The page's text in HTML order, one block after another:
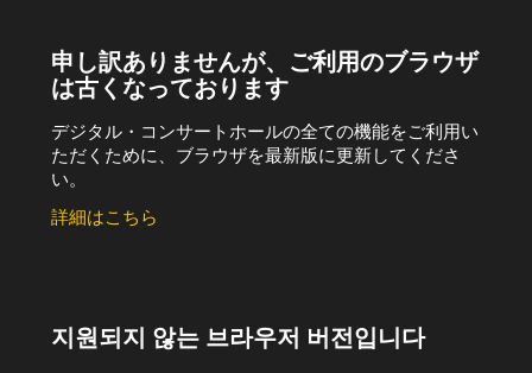
申し訳ありませんが、ご利用のブラウザ
は古くなっております
デジタル・コンサートホールの全ての機能をご利用い
ただくために、ブラウザを最新版に更新してくださ
い。
詳細はこちら
지원되지 않는 브라우저 버전입니다